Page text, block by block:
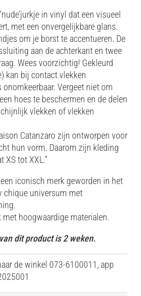
in vinyl dat een visueel
met een onvergelijkbare glans.
om je borst te accentueren. De
aan de achterkant en twee
Wees voorzichtig! Gekleurd
kan bij contact vlekken
Vergeet niet om
hoes te beschermen en de delen
vlekken of vlekken
Catanzaro zijn ontworpen voor
hun vorm. Daarom zijn kleding
XS tot XXL.”
iconisch merk geworden in het
chique universum met
met hoogwaardige materialen.
dit product is 2 weken.
de winkel 073-6100011, app